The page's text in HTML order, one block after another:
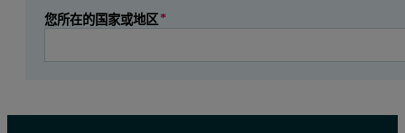
您所在的国家或地区